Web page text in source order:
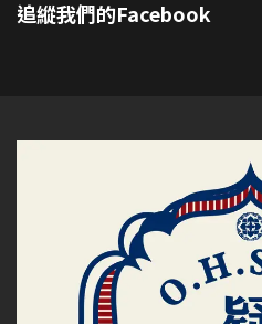
追縱我們的Facebook